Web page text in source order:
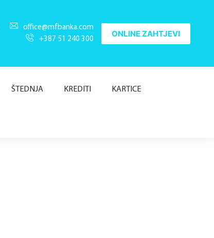
office@mfbanka.com
+387 51 240 300
ONLINE ZAHTJEVI
ŠTEDNJA KREDITI KARTICE